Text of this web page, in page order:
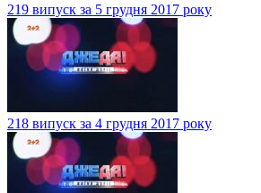
219 випуск за 5 грудня 2017 року
218 випуск за 4 грудня 2017 року